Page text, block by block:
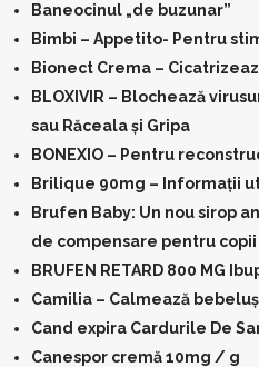
Baneocinul „de buzunar”
Bimbi – Appetito- Pentru
Bionect Crema –
BLOXIVIR – Blochează
sau Răceala și Gripa
BONEXIO – Pentru
Brilique 90mg – Informații
Brufen Baby: Un nou sirop
de compensare pentru copii
BRUFEN RETARD 800 MG
Camilia – Calmează
Cand expira Cardurile De
Canespor cremă 10mg / g